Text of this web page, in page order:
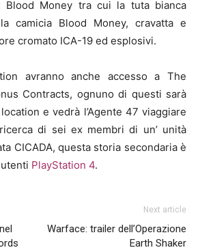
Blood Money tra cui la tuta bianca
camicia Blood Money, cravatta e
cromato ICA-19 ed esplosivi.
avranno anche accesso a The
Contracts, ognuno di questi sarà
e vedrà l’Agente 47 viaggiare
di sei ex membri di un’ unità
CICADA, questa storia secondaria è
PlayStation 4.
Next article
Warface: trailer dell’Operazione
Earth Shaker